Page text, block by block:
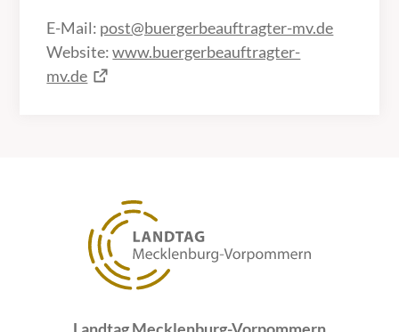
E-Mail: post@buergerbeauftragter-mv.de
Website:www.buergerbeauftragter-
mv.de